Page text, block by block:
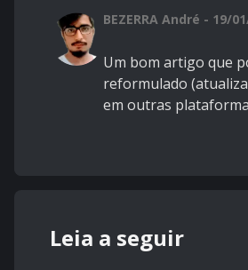
BEZERRA André - 19/
Um bom artigo que
reformulado
em outras
Leia a seguir